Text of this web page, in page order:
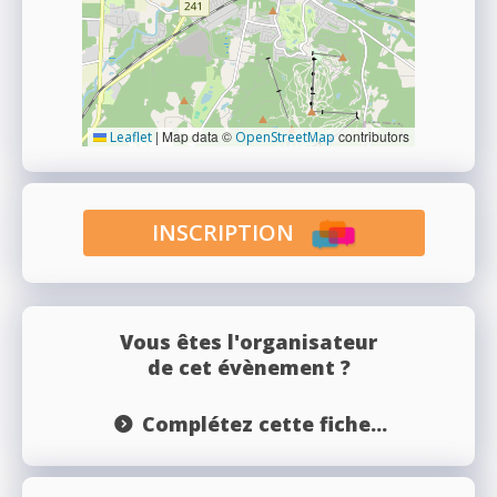
Leaflet | Map data © OpenStreetMap contributors
INSCRIPTION
Vous êtes l'organisateur
de cet évènement ?
Complétez cette fiche...